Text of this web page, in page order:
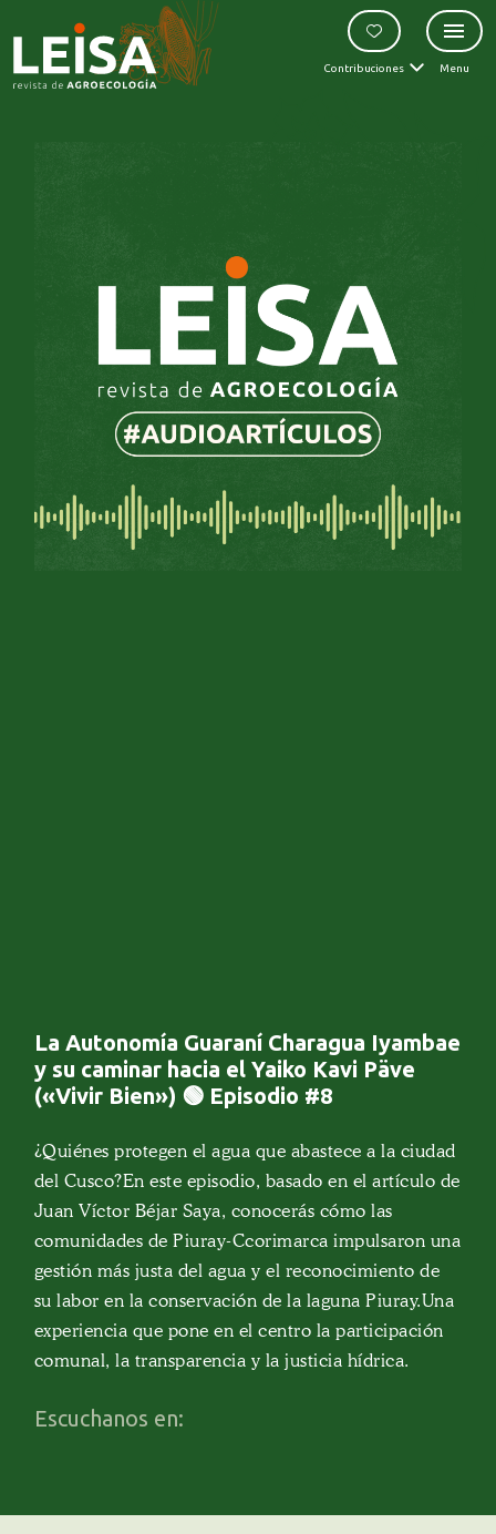
Contribuciones Menu
La Autonomía Guaraní Charagua Iyambae
y su caminar hacia el Yaiko Kavi Päve
(«Vivir Bien») 🟢 Episodio #8
¿Quiénes protegen el agua que abastece a la ciudad
del Cusco?En este episodio, basado en el artículo de
Juan Víctor Béjar Saya, conocerás cómo las
comunidades de Piuray-Ccorimarca impulsaron una
gestión más justa del agua y el reconocimiento de
su labor en la conservación de la laguna Piuray.Una
experiencia que pone en el centro la participación
comunal, la transparencia y la justicia hídrica.
Escuchanos en: